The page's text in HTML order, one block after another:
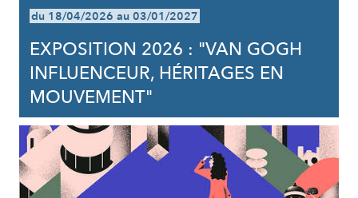
du 18/04/2026 au 03/01/2027
EXPOSITION 2026 : "VAN GOGH
INFLUENCEUR, HÉRITAGES EN
MOUVEMENT"